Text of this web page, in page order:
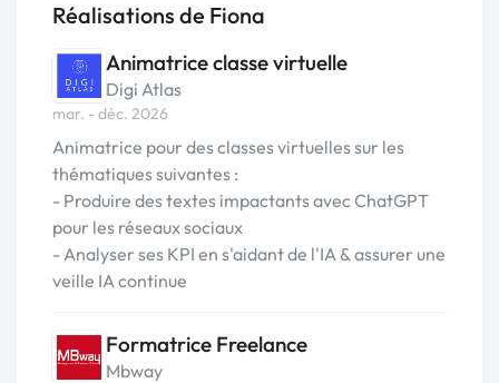
Réalisations de Fiona
Animatrice classe virtuelle
Digi Atlas
mar. - déc. 2026
Animatrice pour des classes virtuelles sur les
thématiques suivantes :
- Produire des textes impactants avec ChatGPT
pour les réseaux sociaux
- Analyser ses KPI en s'aidant de l'IA & assurer une
veille IA continue
Formatrice Freelance
Mbway